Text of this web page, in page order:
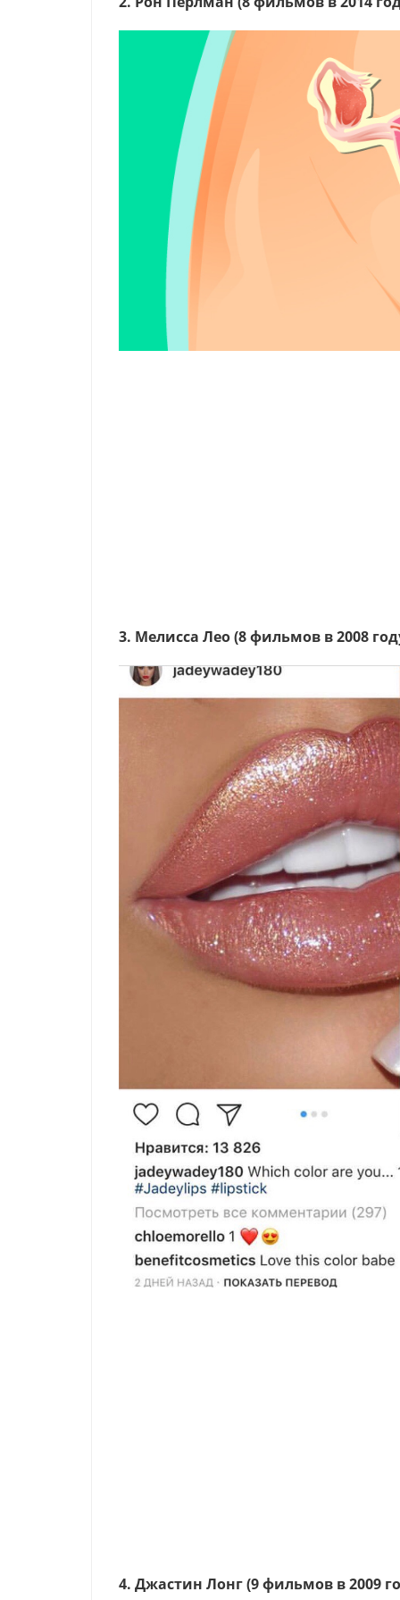
3. Мелисса Лео (8 фильмов в 2008
4. Джастин Лонг (9 фильмов в 2009